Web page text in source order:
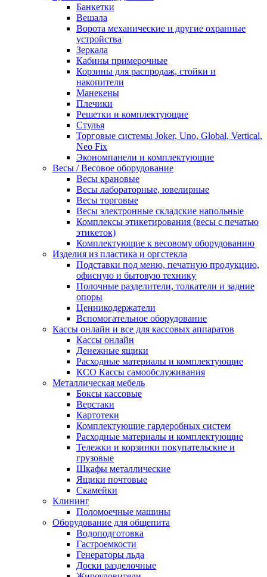
Банкетки
Вешала
Ворота механические и другие охранные
устройства
Зеркала
Кабины примерочные
Корзины для распродаж, стойки и
накопители
Манекены
Плечики
Решетки и комплектующие
Стулья
Торговые системы Joker, Uno, Global, Vertical,
Neo Fix
Экономпанели и комплектующие
Весы / Весовое оборудование
Весы крановые
Весы лабораторные, ювелирные
Весы торговые
Весы электронные складские напольные
Комплексы этикетирования (весы с печатью
этикеток)
Комплектующие к весовому оборудованию
Изделия из пластика и оргстекла
Подставки под меню, печатную продукцию,
офисную и бытовую технику
Полочные разделители, толкатели и задние
опоры
Ценникодержатели
Вспомогательное оборудование
Кассы онлайн и все для кассовых аппаратов
Кассы онлайн
Денежные ящики
Расходные материалы и комплектующие
КСО Кассы самообслуживания
Металлическая мебель
Боксы кассовые
Верстаки
Картотеки
Комплектующие гардеробных систем
Расходные материалы и комплектующие
Тележки и корзинки покупательские и
грузовые
Шкафы металлические
Ящики почтовые
Скамейки
Клининг
Поломоечные машины
Оборудование для общепита
Водоподготовка
Гастроемкости
Генераторы льда
Доски разделочные